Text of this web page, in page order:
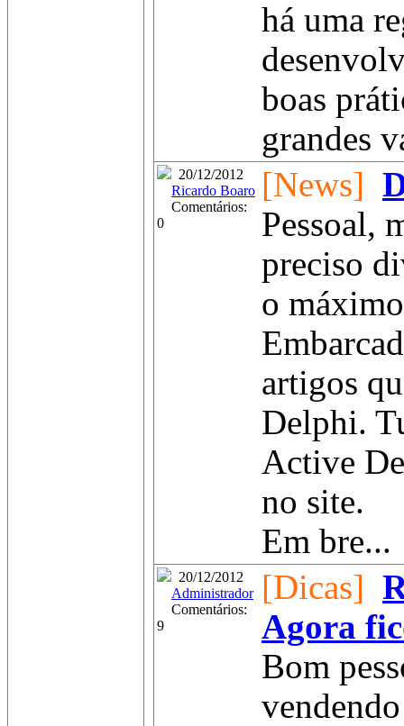
há uma
boas
grandes
20/12/2012
Ricardo Boaro
Comentários:
0
[News]
Pessoal,
preciso
o
artigos
Delphi.
Active
no site.
Em bre...
20/12/2012
Administrador
Comentários:
9
[Dicas]
Agora
Bom